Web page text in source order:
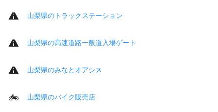
山梨県のトラックステーション
山梨県の高速道路一般道入場ゲート
山梨県のみなとオアシス
山梨県のバイク販売店